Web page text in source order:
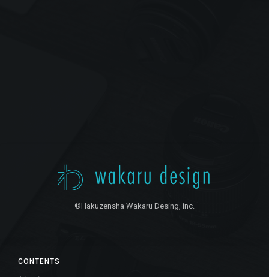
CONTENTS
©Hakuzensha Wakaru Desing, inc.